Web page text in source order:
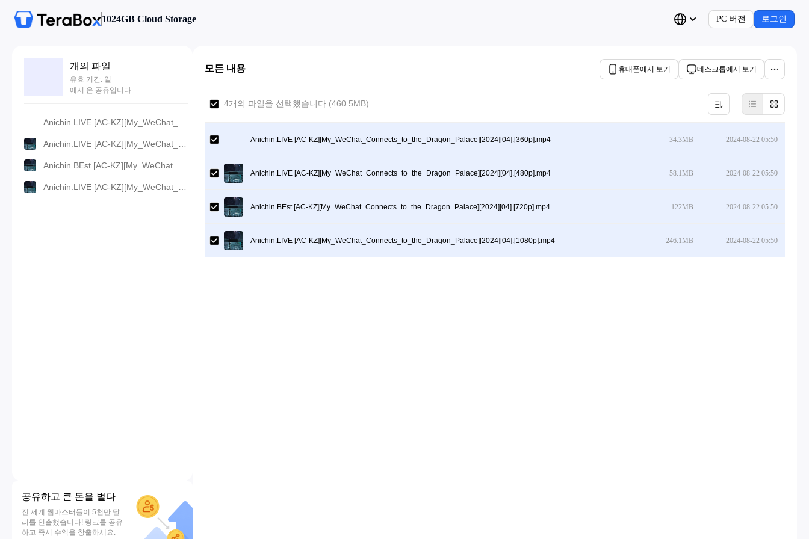
1024GB Cloud Storage PC 버전 로그인
개의 파일
유효 기간: 일
에서 온 공유입니다
공유하고 큰 돈을 벌다
전 세계 웹마스터들이 5천만 달
러를 인출했습니다! 링크를 공유
하고 즉시 수익을 창출하세요.
모든 내용 휴대폰에서 보기 데스크톱에서 보기
4개의 파일을 선택했습니다 (460.5MB)
Anichin.LIVE [AC-KZ][My_WeChat_Connects_to_the_Dragon_Palace][2024][04].[360p].mp4 34.3MB 2024-08-22 05:50
Anichin.LIVE [AC-KZ][My_WeChat_Connects_to_the_Dragon_Palace][2024][04].[480p].mp4 58.1MB 2024-08-22 05:50
Anichin.BEst [AC-KZ][My_WeChat_Connects_to_the_Dragon_Palace][2024][04].[720p].mp4 122MB 2024-08-22 05:50
Anichin.LIVE [AC-KZ][My_WeChat_Connects_to_the_Dragon_Palace][2024][04].[1080p].mp4 246.1MB 2024-08-22 05:50